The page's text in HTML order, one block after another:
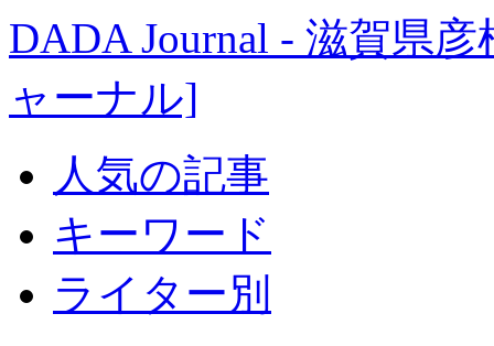
DADA Journal - 滋賀県
ャーナル]
人気の記事
キーワード
ライター別